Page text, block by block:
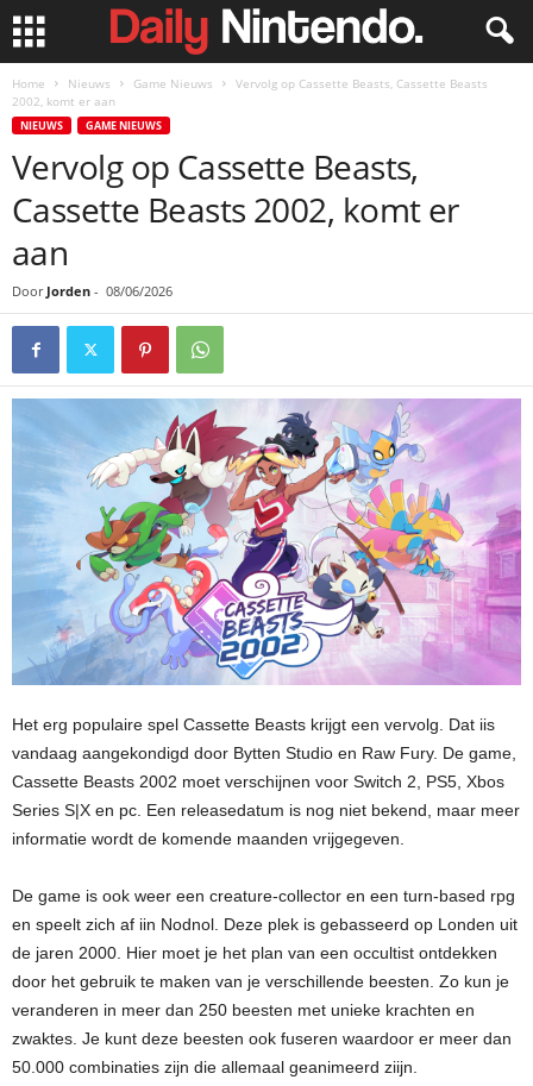
Home Nieuws Game Nieuws
Vervolg op Cassette Beasts, Cassette Beasts
2002, komt er aan
NIEUWS GAME NIEUWS
Vervolg op Cassette Beasts,
Cassette Beasts 2002, komt er
aan
Door Jorden - 08/06/2026
Het erg populaire spel Cassette Beasts krijgt een vervolg. Dat iis
vandaag aangekondigd door Bytten Studio en Raw Fury. De game,
Cassette Beasts 2002 moet verschijnen voor Switch 2, PS5, Xbos
Series S|X en pc. Een releasedatum is nog niet bekend, maar meer
informatie wordt de komende maanden vrijgegeven.
De game is ook weer een creature-collector en een turn-based rpg
en speelt zich af iin Nodnol. Deze plek is gebasseerd op Londen uit
de jaren 2000. Hier moet je het plan van een occultist ontdekken
door het gebruik te maken van je verschillende beesten. Zo kun je
veranderen in meer dan 250 beesten met unieke krachten en
zwaktes. Je kunt deze beesten ook fuseren waardoor er meer dan
50.000 combinaties zijn die allemaal geanimeerd ziijn.